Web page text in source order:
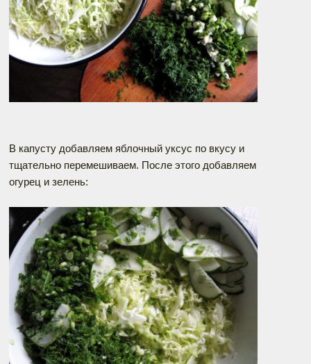
В капусту добавляем яблочный уксус по вкусу и
тщательно перемешиваем. После этого добавляем
огурец и зелень: